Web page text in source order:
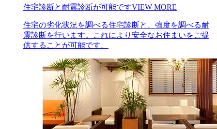
住宅診断と耐震診断が可能ですVIEW MORE
住宅の劣化状況を調べる住宅診断と、強度を調べる耐
震診断を行います。これにより安全なお住まいをご提
供することが可能です。